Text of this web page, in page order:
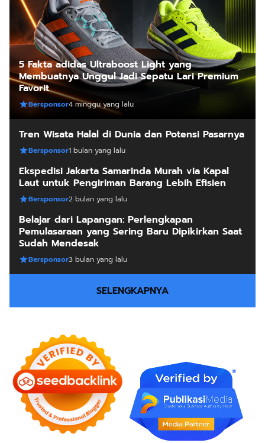
5 Fakta adidas Ultraboost Light yang
Membuatnya Unggul Jadi Sepatu Lari Premium
Favorit
Bersponsor4 minggu yang lalu
Tren Wisata Halal di Dunia dan Potensi Pasarnya
Bersponsor1 bulan yang lalu
Ekspedisi Jakarta Samarinda Murah via Kapal
Laut untuk Pengiriman Barang Lebih Efisien
Bersponsor2 bulan yang lalu
Belajar dari Lapangan: Perlengkapan
Pemulasaraan yang Sering Baru Dipikirkan Saat
Sudah Mendesak
Bersponsor3 bulan yang lalu
SELENGKAPNYA